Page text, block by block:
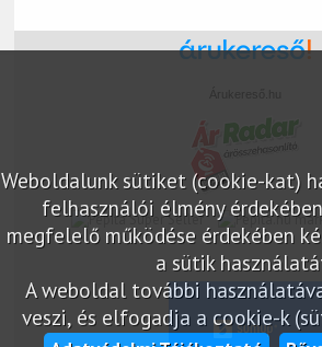
Weboldalunk sütiket (cookie-kat)
felhasználói élmény
megfelelő működése érdekében
a sütik
A weboldal további
veszi, és elfogadja a cookie-k